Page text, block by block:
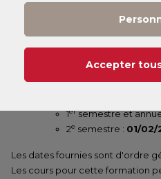
Date de début de cours :
semestre et
2esemestre :08/
1ersemestre et
2e semestre : 01/02/
Les dates fournies sont d'ordre
Les cours pour cette formation
Accepter